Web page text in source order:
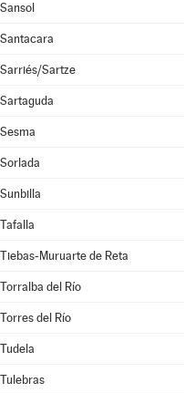
Sansol
Santacara
Sarriés/Sartze
Sartaguda
Sesma
Sorlada
Sunbilla
Tafalla
Tiebas-Muruarte de Reta
Torralba del Río
Torres del Río
Tudela
Tulebras